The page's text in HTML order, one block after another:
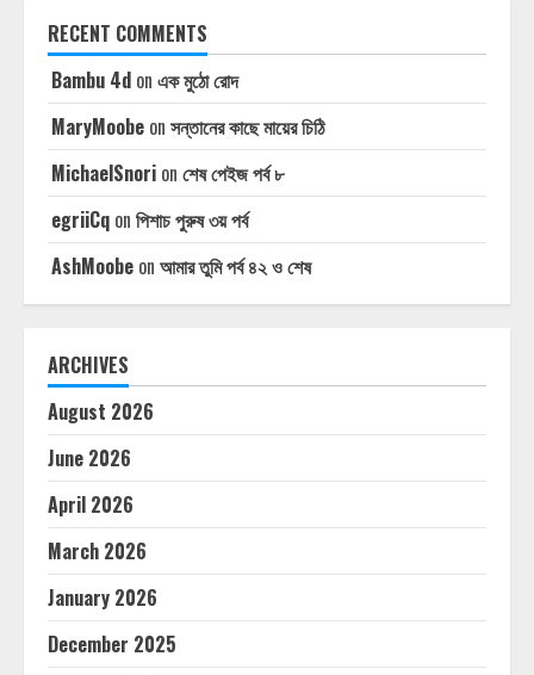
RECENT COMMENTS
Bambu 4d on এক মুঠো রোদ
MaryMoobe on সন্তানের কাছে মায়ের চিঠি
MichaelSnori on শেষ পেইজ পর্ব ৮
egriiCq on পিশাচ পুরুষ ৩য় পর্ব
AshMoobe on আমার তুমি পর্ব ৪২ ও শেষ
ARCHIVES
August 2026
June 2026
April 2026
March 2026
January 2026
December 2025